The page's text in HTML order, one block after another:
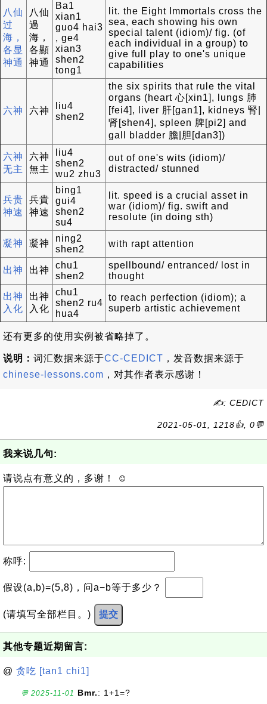
八仙
过
海，
各显
神通
八仙
過
海，
各顯
神通
Ba1
xian1
guo4 hai3
, ge4
xian3
shen2
tong1
lit. the Eight Immortals cross the
sea, each showing his own
special talent (idiom)/ fig. (of
each individual in a group) to
give full play to one's unique
capabilities
六神 六神
liu4
shen2
the six spirits that rule the vital
organs (heart 心[xin1], lungs 肺
[fei4], liver 肝[gan1], kidneys 腎|
肾[shen4], spleen 脾[pi2] and
gall bladder 膽|胆[dan3])
六神
无主
六神
無主
liu4
shen2
wu2 zhu3
out of one's wits (idiom)/
distracted/ stunned
兵贵
神速
兵貴
神速
bing1
gui4
shen2
su4
lit. speed is a crucial asset in
war (idiom)/ fig. swift and
resolute (in doing sth)
凝神 凝神
ning2
shen2
with rapt attention
出神 出神
chu1
shen2
spellbound/ entranced/ lost in
thought
出神
入化
出神
入化
chu1
shen2 ru4
hua4
to reach perfection (idiom); a
superb artistic achievement
还有更多的使用实例被省略掉了。
说明： 词汇数据来源于CC-CEDICT ，发音数据来源于
chinese-lessons.com ，对其作者表示感谢！
✍: CEDICT
2021-05-01, 1218👍, 0💬
我来说几句:
请说点有意义的，多谢！ ☺
称呼:
假设(a,b)=(5,8)，问a−b等于多少？
(请填写全部栏目。) 提交
其他专题近期留言:
@ 贪吃 [tan1 chi1]
💬 2025-11-01 Bmr.: 1+1=?